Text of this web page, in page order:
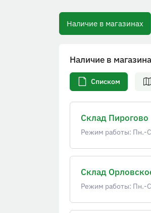
Наличие в магазинах
Наличие в
Списком
Склад Пирогово
Режим работы: Пн.-
Склад
Режим работы: Пн.-